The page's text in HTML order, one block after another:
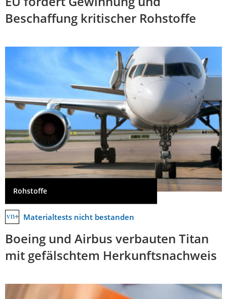
Beschaffung kritischer Rohstoffe
Rohstoffe
Materialtests nicht bestanden
Boeing und Airbus verbauten Titan
mit gefälschtem Herkunftsnachweis